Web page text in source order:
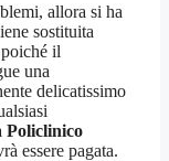
allora si ha
sostituita
il
una
delicatissimo
Policlinico
essere pagata.